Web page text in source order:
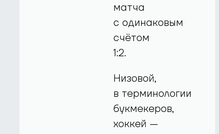
матча
с одинаковым
счётом
1:2.
Низовой,
в терминологии
букмекеров,
хоккей —